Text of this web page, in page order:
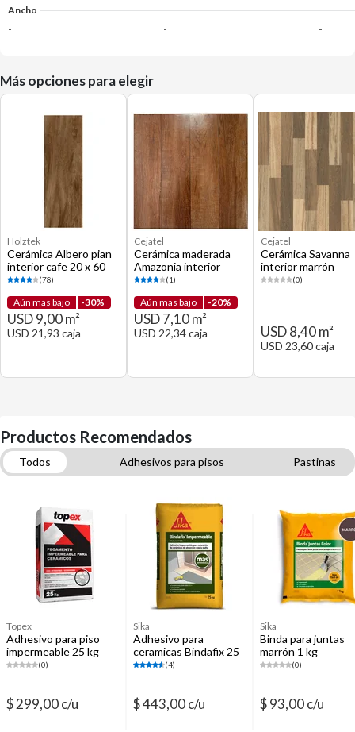
Ancho
- - -
Más opciones para elegir
Holztek
Cerámica Albero pian
interior cafe 20 x 60
cm
(78)
Aún mas bajo -30%
USD 9,00 m²
USD 21,93 caja
Cejatel
Cerámica maderada
Amazonia interior
marrón satinado 50 x
(1)
Aún mas bajo -20%
USD 7,10 m²
USD 22,34 caja
Cejatel
Cerámica Savanna
interior marrón
brillante 53 x 53 cm
(0)
USD 8,40 m²
USD 23,60 caja
Productos Recomendados
Todos Adhesivos para pisos
Pastinas
Cementos y morteros
Accesorios para amoladoras
Loza sanitaria y Accesorios
Topex
Adhesivo para piso
impermeable 25 kg
(0)
$ 299,00 c/u
Sika
Adhesivo para
ceramicas Bindafix 25
kg impermeable
(4)
$ 443,00 c/u
Sika
Binda para juntas
marrón 1 kg
(0)
$ 93,00 c/u